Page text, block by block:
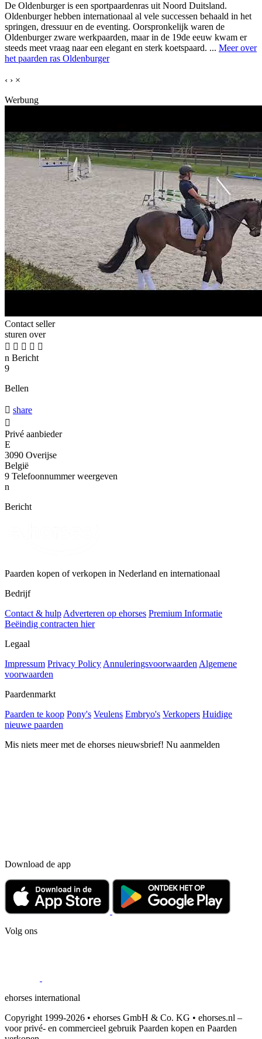
De Oldenburger is een sportpaardenras uit Noord Duitsland.
Oldenburger hebben internationaal al vele successen behaald in het
springen, dressuur en de eventing. Oorspronkelijk waren de
Oldenburger zware werkpaarden, maar in de 19de eeuw kwam er
steeds meet vraag naar een elegant en sterk koetspaard. ... Meer over
het paarden ras Oldenburger
‹ › ×
Werbung
Contact seller
sturen over
    
n Bericht
9
Bellen
 share

Privé aanbieder
E
3090 Overijse
België
9 Telefoonnummer weergeven
n
Bericht
Paarden kopen of verkopen in Nederland en internationaal
Bedrijf
Contact & hulp Adverteren op ehorses Premium Informatie
Beëindig contracten hier
Legaal
Impressum Privacy Policy Annuleringsvoorwaarden Algemene
voorwaarden
Paardenmarkt
Paarden te koop Pony's Veulens Embryo's Verkopers Huidige
nieuwe paarden
Mis niets meer met de ehorses nieuwsbrief! Nu aanmelden
Download de app
Volg ons
ehorses international
Copyright 1999-2026 • ehorses GmbH & Co. KG • ehorses.nl –
voor privé- en commercieel gebruik Paarden kopen en Paarden